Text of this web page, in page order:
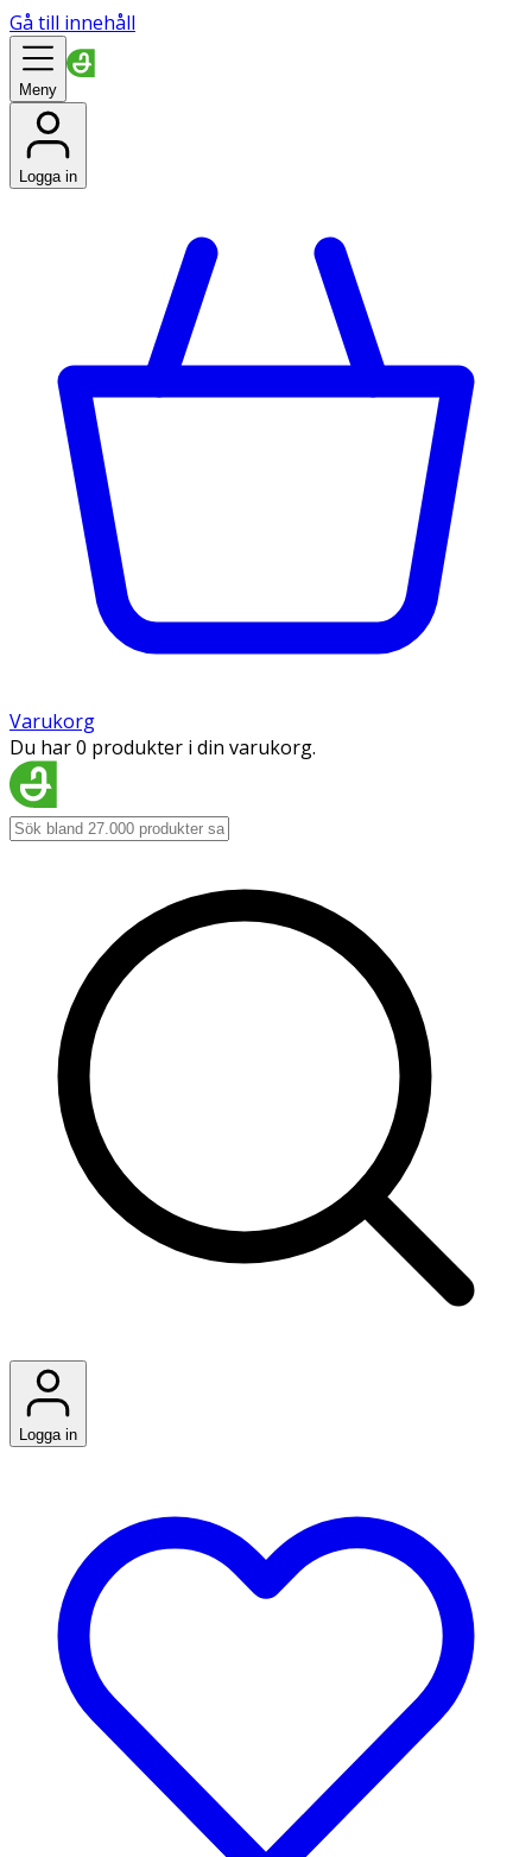
Gå till innehåll
Meny
Logga in
Varukorg
Du har 0 produkter i din varukorg.
Logga in